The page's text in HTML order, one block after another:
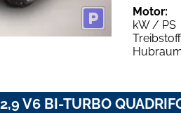
Motor:
kW / PS
Treibstoff
V6 BI-TURBO